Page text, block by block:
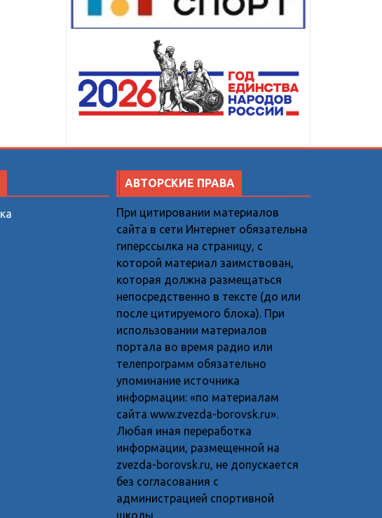
АВТОРСКИЕ ПРАВА
При цитировании материалов
сайта в сети Интернет обязательна
гиперссылка на страницу, с
которой материал заимствован,
которая должна размещаться
непосредственно в тексте (до или
после цитируемого блока). При
использовании материалов
портала во время радио или
телепрограмм обязательно
упоминание источника
информации: «по материалам
сайта www.zvezda-borovsk.ru».
Любая иная переработка
информации, размещенной на
zvezda-borovsk.ru, не допускается
без согласования с
администрацией спортивной
школы.